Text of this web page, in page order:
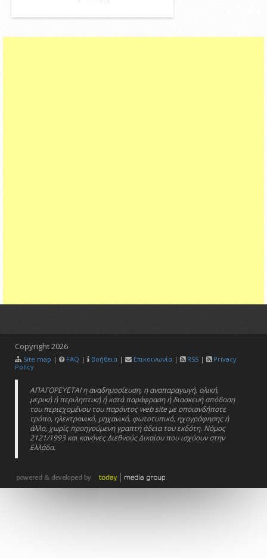
Copyright2026
Site map | FAQ | Βοήθεια | Επικοινωνία | RSS |
Privacy
Policy
ΑΠΑΓΟΡΕΥΕΤΑΙ η αναδημοσίευση, η αναπαραγωγή, ολική,
μερική ή περιληπτική ή κατά παράφραση ή διασκευή απόδοση
του περιεχομένου του παρόντος web site με οποιονδήποτε
τρόπο, ηλεκτρονικό, μηχανικό, φωτοτυπικό, ηχογράφησης ή
άλλο, χωρίς προηγούμενη γραπτή άδεια του εκδότη. Νόμος
2121/1993 και κανόνες Διεθνούς Δικαίου που ισχύουν στην
Ελλάδα.